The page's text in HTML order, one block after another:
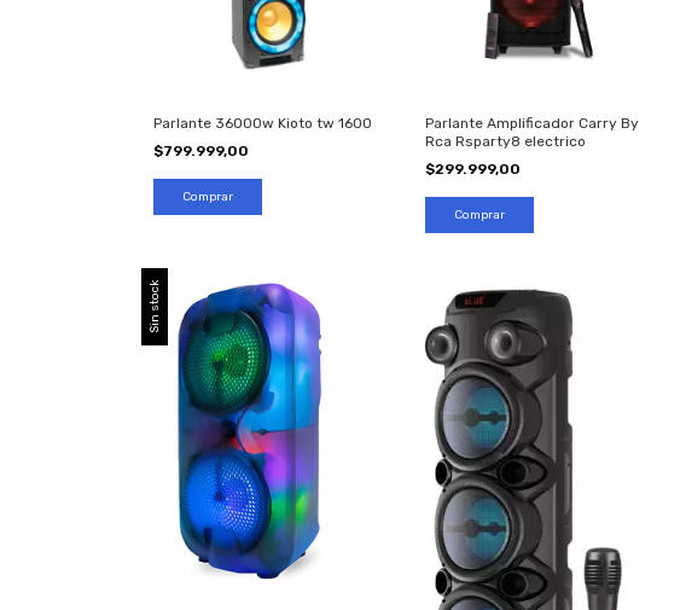
Parlante 36000w Kioto tw 1600
$799.999,00
Parlante Amplificador Carry By
Rca Rsparty8 electrico
$299.999,00
Sin stock